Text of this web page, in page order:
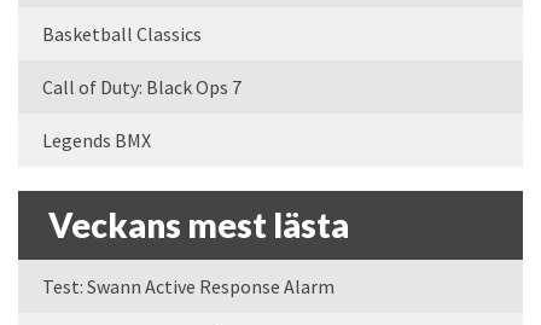
Basketball Classics
Call of Duty: Black Ops 7
Legends BMX
Veckans mest lästa
Test: Swann Active Response Alarm